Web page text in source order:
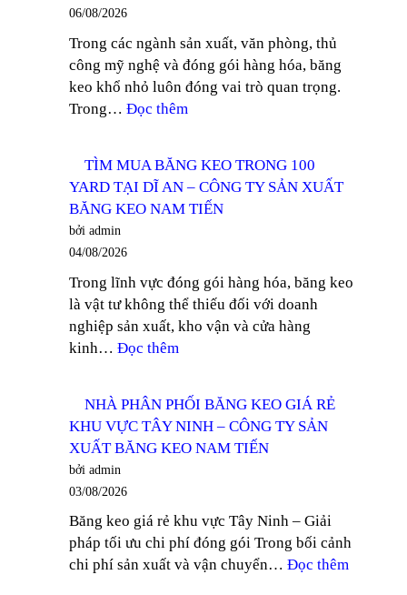
TẠI
ĐỒNG
NAI
–
SẢN
XUẤT
BĂNG
TIẾN
06/08/2026
Trong các ngành sản xuất, văn phòng, thủ
công mỹ nghệ và đóng gói hàng hóa, băng
keo khổ nhỏ luôn đóng vai trò quan trọng.
Trong… Đọc thêm
BĂNG
KEO
TRONG
TẠI
THUẬN
AN
TY
SẢN
XUẤT
BĂNG
TIẾN
TÌM MUA BĂNG KEO TRONG 100
YARD TẠI DĨ AN – CÔNG TY SẢN XUẤT
BĂNG KEO NAM TIẾN
bởi admin
04/08/2026
Trong lĩnh vực đóng gói hàng hóa, băng keo
là vật tư không thể thiếu đối với doanh
nghiệp sản xuất, kho vận và cửa hàng
kinh… Đọc thêm
BĂNG
KEO
TRONG
TẠI
DĨ
AN
NHÀ PHÂN PHỐI BĂNG KEO GIÁ RẺ
KHU VỰC TÂY NINH – CÔNG TY SẢN
XUẤT BĂNG KEO NAM TIẾN
bởi admin
03/08/2026
Băng keo giá rẻ khu vực Tây Ninh – Giải
pháp tối ưu chi phí đóng gói Trong bối cảnh
chi phí sản xuất và vận chuyển… Đọc thêm